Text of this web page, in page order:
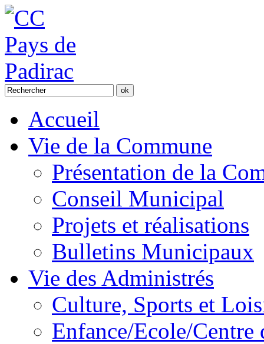
Accueil
Vie de la Commune
Présentation de la
Conseil Municipal
Projets et réalisations
Bulletins Municipaux
Vie des Administrés
Culture, Sports et
Enfance/Ecole/Centre